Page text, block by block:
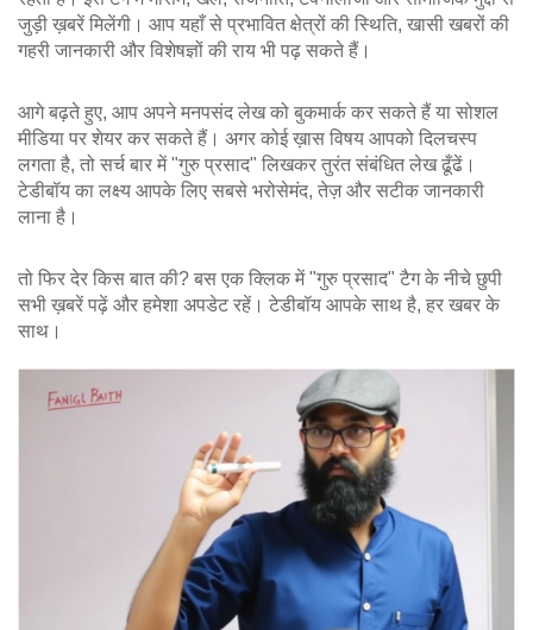
जुड़ी ख़बरें मिलेंगी। आप यहाँ से प्रभावित क्षेत्रों की स्थिति, खासी खबरों की
गहरी जानकारी और विशेषज्ञों की राय भी पढ़ सकते हैं।
आगे बढ़ते हुए, आप अपने मनपसंद लेख को बुकमार्क कर सकते हैं या सोशल
मीडिया पर शेयर कर सकते हैं। अगर कोई ख़ास विषय आपको दिलचस्प
लगता है, तो सर्च बार में "गुरु प्रसाद" लिखकर तुरंत संबंधित लेख ढूँढें।
टेडीबॉय का लक्ष्य आपके लिए सबसे भरोसेमंद, तेज़ और सटीक जानकारी
लाना है।
तो फिर देर किस बात की? बस एक क्लिक में "गुरु प्रसाद" टैग के नीचे छुपी
सभी ख़बरें पढ़ें और हमेशा अपडेट रहें। टेडीबॉय आपके साथ है, हर खबर के
साथ।